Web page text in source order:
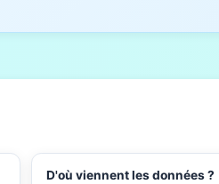
D'où viennent les données ?